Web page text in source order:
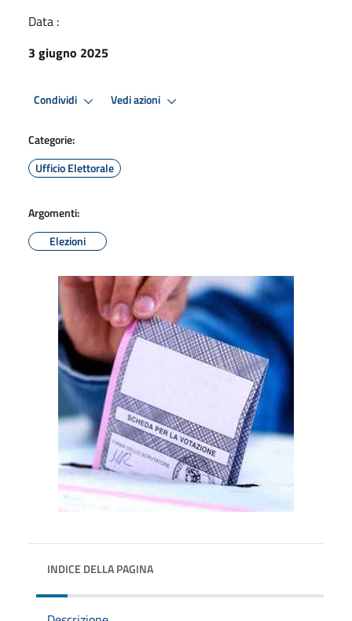
Data :
3 giugno 2025
Condividi Vedi azioni
Categorie:
Ufficio Elettorale
Argomenti:
Elezioni
INDICE DELLA PAGINA